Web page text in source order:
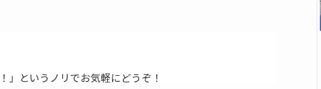
」というノリでお気軽にどうぞ！